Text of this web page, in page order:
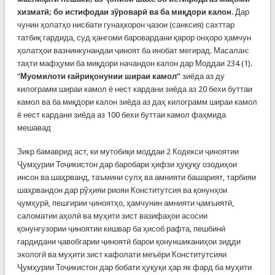
хизматӣ; бо истифодаи зўроварӣ ва ба миқдори калон. Дар
чунин ҳолатҳо нисбати гунаҳкорон ҷазои (санксия) сахттар
татбиқ гардида, суд ҳангоми баровардани қарор онҳоро ҳамчун
ҳолатҳои вазнинкунандаи ҷиноят ба инобат мегирад. Масалан:
таҳти мафҳуми ба миқдори начандон калон дар Моддаи 234 (1).
“Муомилоти ғайриқонунии шираи камол” зиёда аз ду
килограмм шираи камол ё нест кардани зиёда аз 20 бехи буттаи
камол ва ба миқдори калон зиёда аз даҳ килограмм шираи камол
ё нест кардани зиёда аз 100 бехи буттаи камол фаҳмида
мешавад
Зикр бамаврид аст, ки мутобиқи моддаи 2 Кодекси ҷиноятии
Ҷумҳурии Тоҷикистон дар баробари ҳифзи ҳуқуқу озодиҳои
инсон ва шаҳрванд, таъмини сулҳ ва амнияти башарият, тарбияи
шаҳрвандон дар рўҳияи риояи Конститутсия ва қонунҳои
ҷумҳурӣ, пешгирии ҷиноятҳо, ҳамчунин амнияти ҷамъиятӣ,
саломатии аҳолӣ ва муҳити зист вазифаҳои асосии
қонунгузории ҷиноятии кишвар ба ҳисоб рафта, пешбинӣ
гардидани ҷавобгарии ҷиноятӣ барои қонуншиканиҳои зидди
экологӣ ва муҳити зист кафолати меъёри Конститутсияи
Ҷумҳурии Тоҷикистон дар бобати ҳуқуқи ҳар як фард ба муҳити